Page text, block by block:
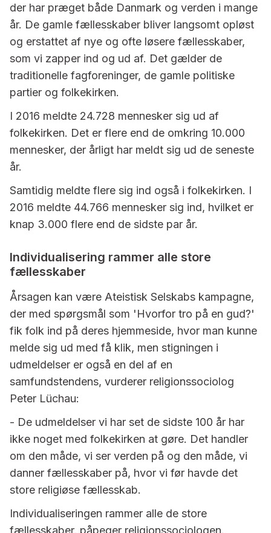
der har præget både Danmark og verden i mange
år. De gamle fællesskaber bliver langsomt opløst
og erstattet af nye og ofte løsere fællesskaber,
som vi zapper ind og ud af. Det gælder de
traditionelle fagforeninger, de gamle politiske
partier og folkekirken.
I 2016 meldte 24.728 mennesker sig ud af
folkekirken. Det er flere end de omkring 10.000
mennesker, der årligt har meldt sig ud de seneste
år.
Samtidig meldte flere sig ind også i folkekirken. I
2016 meldte 44.766 mennesker sig ind, hvilket er
knap 3.000 flere end de sidste par år.
Individualisering rammer alle store
fællesskaber
Årsagen kan være Ateistisk Selskabs kampagne,
der med spørgsmål som 'Hvorfor tro på en gud?'
fik folk ind på deres hjemmeside, hvor man kunne
melde sig ud med få klik, men stigningen i
udmeldelser er også en del af en
samfundstendens, vurderer religionssociolog
Peter Lüchau:
- De udmeldelser vi har set de sidste 100 år har
ikke noget med folkekirken at gøre. Det handler
om den måde, vi ser verden på og den måde, vi
danner fællesskaber på, hvor vi før havde det
store religiøse fællesskab.
Individualiseringen rammer alle de store
fællesskaber, påpeger religionssociologen.